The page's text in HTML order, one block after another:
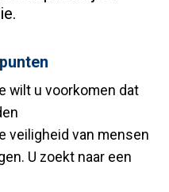
wilt u voorkomen dat
veiligheid van mensen
U zoekt naar een